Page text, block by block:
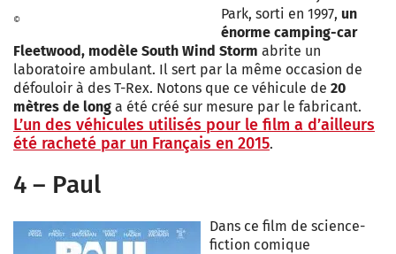
©
Park, sorti en 1997, un
énorme camping-car
Fleetwood, modèle South Wind Storm abrite un
laboratoire ambulant. Il sert par la même occasion de
défouloir à des T-Rex. Notons que ce véhicule de 20
mètres de long a été créé sur mesure par le fabricant.
L’un des véhicules utilisés pour le film a d’ailleurs
été racheté par un Français en 2015.
4 – Paul
Dans ce film de science-
fiction comique